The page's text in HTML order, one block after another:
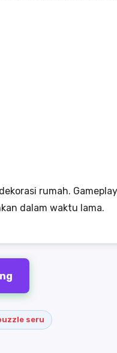
rumah.
dalam waktu lama.
seru